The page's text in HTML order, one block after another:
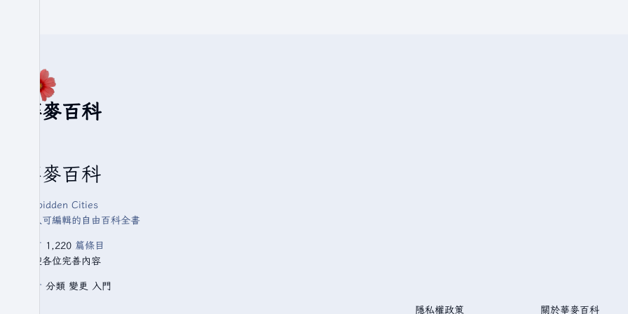
華麥百科
華麥百科
Forbidden Cities
人人可編輯的自由百科全書
已有 1,220 篇條目
歡迎各位完善內容
查看 分類 變更 入門
隱私權政策 關於華麥百科